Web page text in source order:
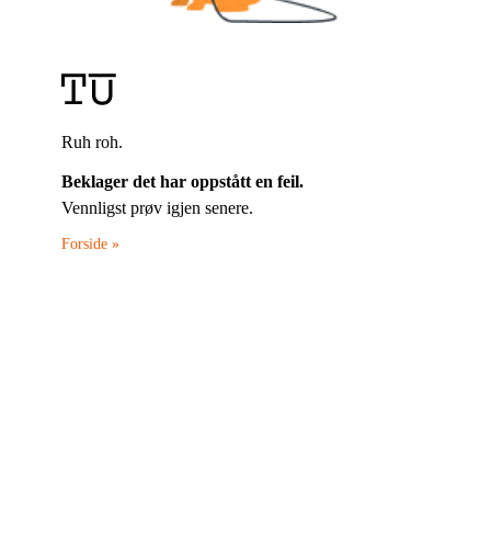
Ruh roh.
Beklager det har oppstått en feil.
Vennligst prøv igjen senere.
Forside »